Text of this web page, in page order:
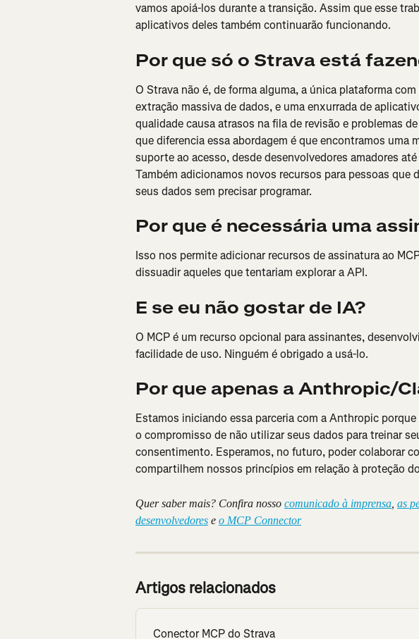
vamos apoiá-los durante a transição. Assim que esse
aplicativos deles também continuarão funcionando.
Por que só o Strava está
O Strava não é, de forma alguma, a única plataforma
extração massiva de dados, e uma enxurrada de
qualidade causa atrasos na fila de revisão e problemas
que diferencia essa abordagem é que encontramos uma
suporte ao acesso, desde desenvolvedores amadores
Também adicionamos novos recursos para pessoas que
seus dados sem precisar programar.
Por que é necessária uma
Isso nos permite adicionar recursos de assinatura ao
dissuadir aqueles que tentariam explorar a API.
E se eu não gostar de IA?
O MCP é um recurso opcional para assinantes,
facilidade de uso. Ninguém é obrigado a usá-lo.
Por que apenas a Anthropic/
Estamos iniciando essa parceria com a Anthropic
o compromisso de não utilizar seus dados para treinar
consentimento. Esperamos, no futuro, poder colaborar
compartilhem nossos princípios em relação à proteção
Quer saber mais? Confira nosso comunicado à imprensa as
desenvolvedores e o MCP Connector
Artigos relacionados
Conector MCP do Strava